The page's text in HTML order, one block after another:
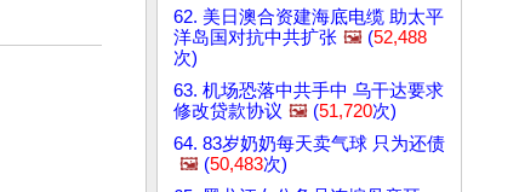
62. 美日澳合资建海底电缆 助太平
洋岛国对抗中共扩张 🖼️ (52,488
次)
63. 机场恐落中共手中 乌干达要求
修改贷款协议 🖼️ (51,720次)
64. 83岁奶奶每天卖气球 只为还债
🖼️ (50,483次)